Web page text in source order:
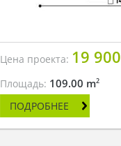
Цена проекта: 19 900
Площадь: 109.00 m2
ПОДРОБНЕЕ